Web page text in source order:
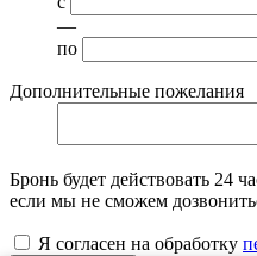
—
по
Дополнительные пожелания
Бронь будет действовать 24
если мы не сможем
Я согласен на обработку